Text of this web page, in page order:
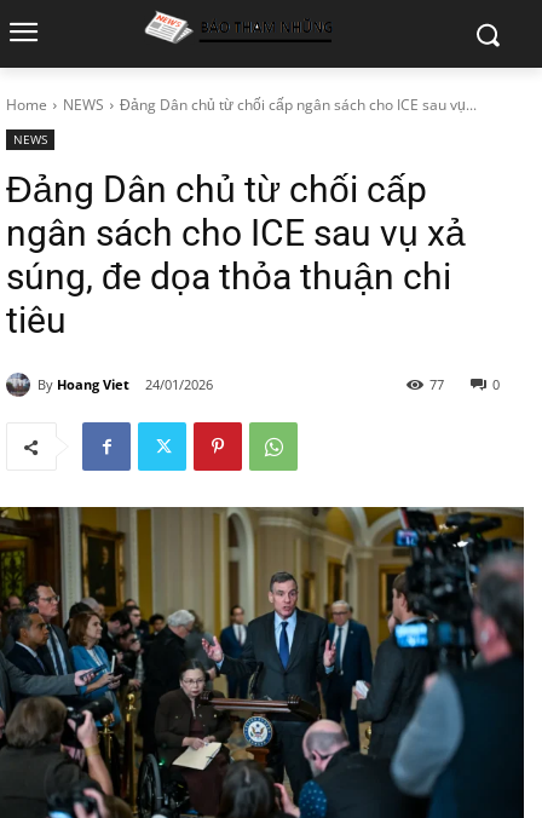
Home NEWS Đảng Dân chủ từ chối cấp ngân sách cho ICE sau vụ...
NEWS
Đảng Dân chủ từ chối cấp
ngân sách cho ICE sau vụ xả
súng, đe dọa thỏa thuận chi
tiêu
By Hoang Viet 24/01/2026 0
77